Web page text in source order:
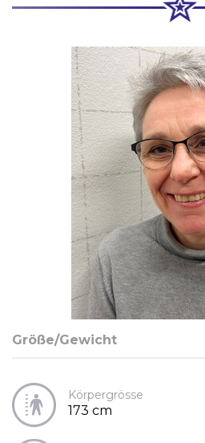
Größe/Gewicht
Körpergrösse
173 cm